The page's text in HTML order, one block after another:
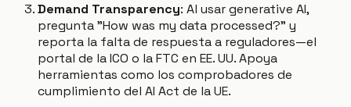
Demand Transparency: Al usar generative AI,
pregunta "How was my data processed?" y
reporta la falta de respuesta a reguladores—el
portal de la ICO o la FTC en EE. UU. Apoya
herramientas como los comprobadores de
cumplimiento del AI Act de la UE.